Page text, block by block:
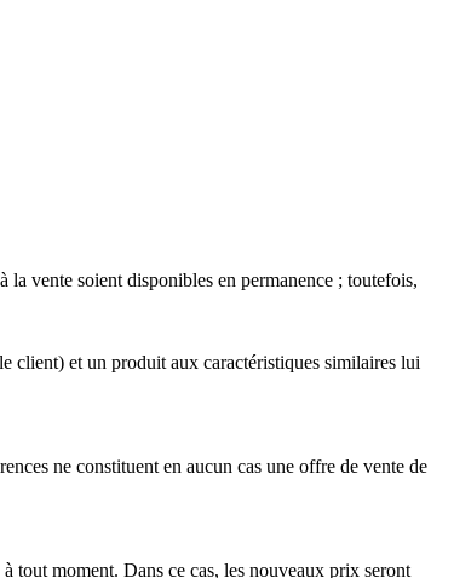
vente soient disponibles en permanence ; toutefois,
client) et un produit aux caractéristiques similaires lui
ne constituent en aucun cas une offre de vente de
tout moment. Dans ce cas, les nouveaux prix seront